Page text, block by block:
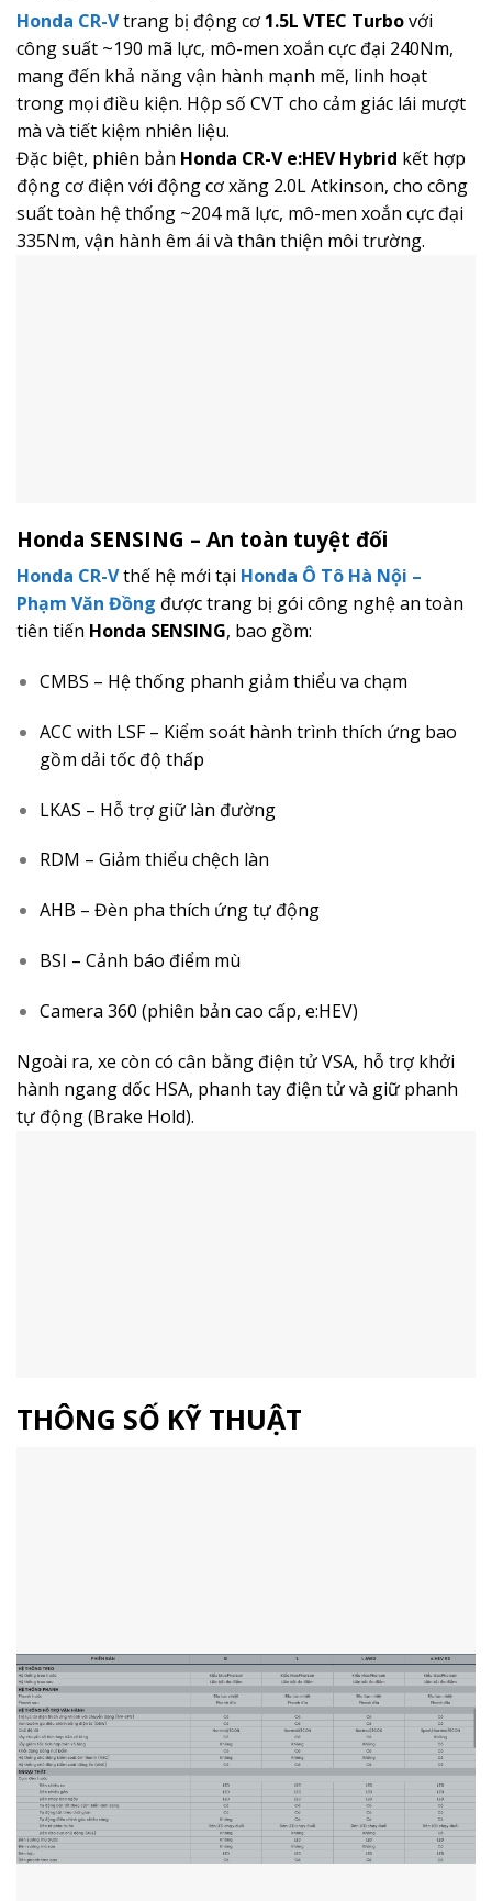
Honda CR-Vtrang bị động cơ 1.5L VTEC Turbovới
công suất ~190 mã lực, mô-men xoắn cực đại 240Nm,
mang đến khả năng vận hành mạnh mẽ, linh hoạt
trong mọi điều kiện. Hộp số CVT cho cảm giác lái mượt
mà và tiết kiệm nhiên liệu.
Đặc biệt, phiên bản Honda CR-V e:HEV Hybrid kết hợp
động cơ điện với động cơ xăng 2.0L Atkinson, cho công
suất toàn hệ thống ~204 mã lực, mô-men xoắn cực đại
335Nm, vận hành êm ái và thân thiện môi trường.
Honda SENSING – An toàn tuyệt đối
Honda CR-Vthế hệ mới tại Honda Ô Tô Hà Nội –
Phạm Văn Đồng được trang bị gói công nghệ an toàn
tiên tiến Honda SENSING, bao gồm:
CMBS – Hệ thống phanh giảm thiểu va chạm
ACC with LSF – Kiểm soát hành trình thích ứng bao
gồm dải tốc độ thấp
LKAS – Hỗ trợ giữ làn đường
RDM – Giảm thiểu chệch làn
AHB – Đèn pha thích ứng tự động
BSI – Cảnh báo điểm mù
Camera 360 (phiên bản cao cấp, e:HEV)
Ngoài ra, xe còn có cân bằng điện tử VSA, hỗ trợ khởi
hành ngang dốc HSA, phanh tay điện tử và giữ phanh
tự động (Brake Hold).
THÔNG SỐ KỸ THUẬT